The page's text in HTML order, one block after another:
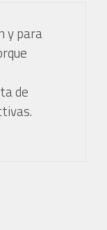
y para
de